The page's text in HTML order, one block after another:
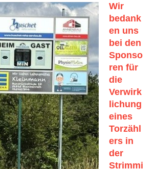
Wir
bedank
en uns
bei den
Sponso
ren für
die
Verwirk
lichung
eines
Torzähl
ers in
der
Strimmi